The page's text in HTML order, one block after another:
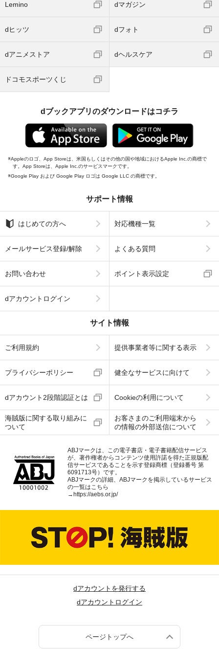
Lemino dマガジン
dヒッツ dフォト
dアニメストア dヘルスケア
ドコモスポーツくじ
dブックアプリのダウンロードはコチラ
Appleのロゴ、App Storeは、米国もしくはその他の国や地域におけるApple Inc.の商標で
す。App Storeは、Apple Inc.のサービスマークです。
Google Play および Google Play ロゴは Google LLC の商標です。
サポート情報
はじめての方へ 対応機種一覧
メールサービス登録/解除 よくある質問
お問い合わせ ポイント表示設定
dアカウントログイン
サイト情報
ご利用規約 提供事業者等に関する表示
プライバシーポリシー 健全なサービスに向けて
dアカウント2段階認証とは Cookieの利用について
海賊版に関する取り組みに
ついて
お客さまのご利用端末から
の情報の外部送信について
ABJマークは、この電子書店・電子書籍配信サービス
が、著作権者からコンテンツ使用許諾を得た正規版配
信サービスであることを示す登録商標（登録番号 第
6091713号）です。
ABJマークの詳細、ABJマークを掲示しているサービス
の一覧はこちら
→ https://aebs.or.jp/
dアカウントを発行する
dアカウントログイン
ページトップへ